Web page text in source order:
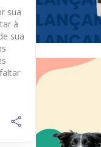
sua
à
sua